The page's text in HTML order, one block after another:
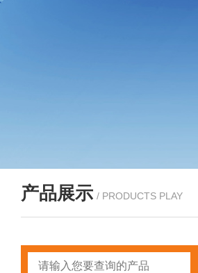
产品展示 / PRODUCTS PLAY